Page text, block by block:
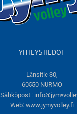
YHTEYSTIEDOT
Länsitie 30,
60550 NURMO
Sähköposti:
Web: www.jymyvolley.fi